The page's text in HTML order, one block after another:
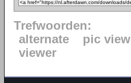
Trefwoorden:
alternate
pic view
viewer